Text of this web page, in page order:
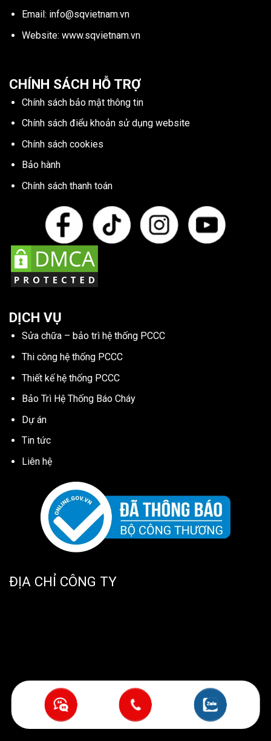
Email: info@sqvietnam.vn
Website: www.sqvietnam.vn
CHÍNH SÁCH HỖ TRỢ
Chính sách bảo mật thông tin
Chính sách điểu khoản sử dụng website
Chính sách cookies
Bảo hành
Chính sách thanh toán
DỊCH VỤ
Sửa chữa – bảo trì hệ thống PCCC
Thi công hệ thống PCCC
Thiết kế hệ thống PCCC
Bảo Trì Hệ Thống Báo Cháy
Dự án
Tin tức
Liên hệ
ĐỊA CHỈ CÔNG TY